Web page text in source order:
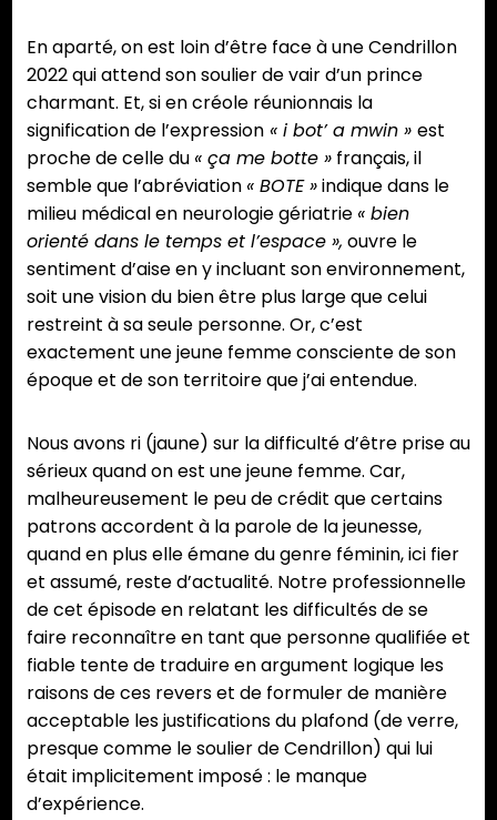
En aparté, on est loin d’être face à une Cendrillon
2022 qui attend son soulier de vair d’un prince
charmant. Et, si en créole réunionnais la
signification de l’expression « i bot’ a mwin » est
proche de celle du« ça me botte » français, il
semble que l’abréviation« BOTE »indique dans le
milieu médical en neurologie gériatrie« bien
orienté dans le temps et l’espace », ouvre le
sentiment d’aise en y incluant son environnement,
soit une vision du bien être plus large que celui
restreint à sa seule personne. Or, c’est
exactement une jeune femme consciente de son
époque et de son territoire que j’ai entendue.
Nous avons ri (jaune) sur la difficulté d’être prise au
sérieux quand on est une jeune femme. Car,
malheureusement le peu de crédit que certains
patrons accordent à la parole de la jeunesse,
quand en plus elle émane du genre féminin, ici fier
et assumé, reste d’actualité. Notre professionnelle
de cet épisode en relatant les difficultés de se
faire reconnaître en tant que personne qualifiée et
fiable tente de traduire en argument logique les
raisons de ces revers et de formuler de manière
acceptable les justifications du plafond (de verre,
presque comme le soulier de Cendrillon) qui lui
était implicitement imposé : le manque
d’expérience.